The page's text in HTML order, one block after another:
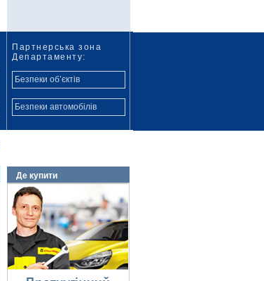
Партнерська зона
Департаменту:
Безпеки об’єктів
Безпеки автомобілів
Де купити
Протиугінний захист
⇓